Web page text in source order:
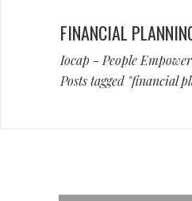
FINANCIAL
Iocap - People
Posts tagged "financial